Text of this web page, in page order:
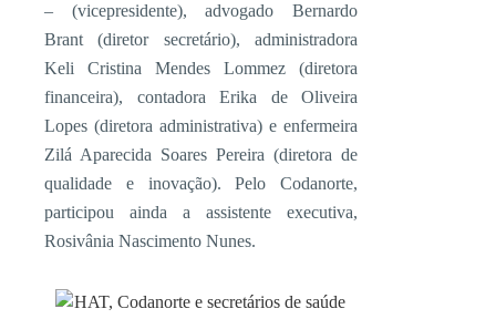
– (vicepresidente), advogado Bernardo
Brant (diretor secretário), administradora
Keli Cristina Mendes Lommez (diretora
financeira), contadora Erika de Oliveira
Lopes (diretora administrativa) e enfermeira
Zilá Aparecida Soares Pereira (diretora de
qualidade e inovação). Pelo Codanorte,
participou ainda a assistente executiva,
Rosivânia Nascimento Nunes.